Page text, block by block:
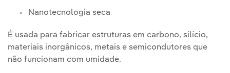
Nanotecnologia seca
É usada para fabricar estruturas em carbono, silício,
materiais inorgânicos, metais e semicondutores que
não funcionam com umidade.